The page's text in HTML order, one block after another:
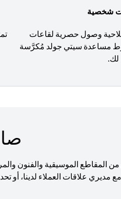
شخصية
وصول حصرية لقاعات
مساعدة سيتي جولد مُكرَّسة
لك.
المقاطع الموسيقية والفنون
مديري علاقات العملاء لدينا،